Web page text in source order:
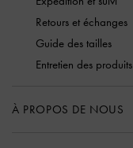
Retours et échanges
Guide des tailles
Entretien des produits
À PROPOS DE NOUS